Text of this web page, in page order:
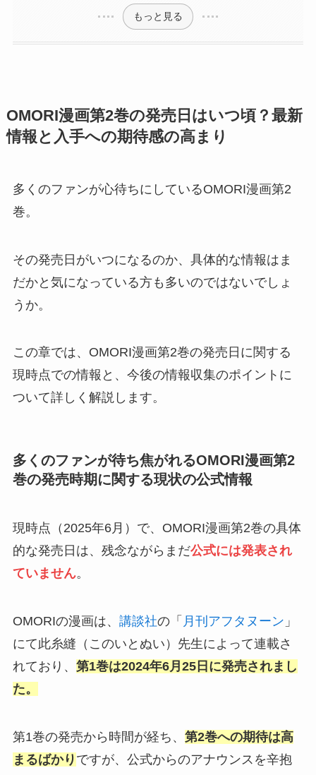
もっと見る
OMORI漫画第2巻の発売日はいつ頃？最新
情報と入手への期待感の高まり
多くのファンが心待ちにしているOMORI漫画第2
巻。
その発売日がいつになるのか、具体的な情報はま
だかと気になっている方も多いのではないでしょ
うか。
この章では、OMORI漫画第2巻の発売日に関する
現時点での情報と、今後の情報収集のポイントに
ついて詳しく解説します。
多くのファンが待ち焦がれるOMORI漫画第2
巻の発売時期に関する現状の公式情報
現時点（2025年6月）で、OMORI漫画第2巻の具体
的な発売日は、残念ながらまだ公式には発表され
ていません。
OMORIの漫画は、 講談社の「 月刊アフタヌーン 」
にて此糸縫（このいとぬい）先生によって連載さ
れており、 第1巻は2024年6月25日に発売されまし
た。
第1巻の発売から時間が経ち、 第2巻への期待は高
まるばかり ですが、公式からのアナウンスを辛抱